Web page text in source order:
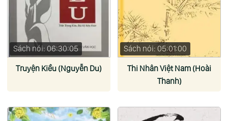
Sách nói: 06:30:05
Truyện Kiều (Nguyễn Du)
Sách nói: 05:01:00
Thi Nhân Việt Nam (Hoài
Thanh)